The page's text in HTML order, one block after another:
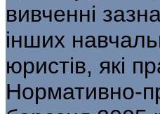
вивченні
інших
юристів, які
Нормативно-